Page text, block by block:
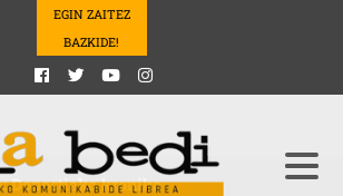
EGIN ZAITEZ
BAZKIDE!
Donostiako kronika